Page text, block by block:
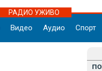
РАДИО УЖИВО
Видео Аудио Спорт